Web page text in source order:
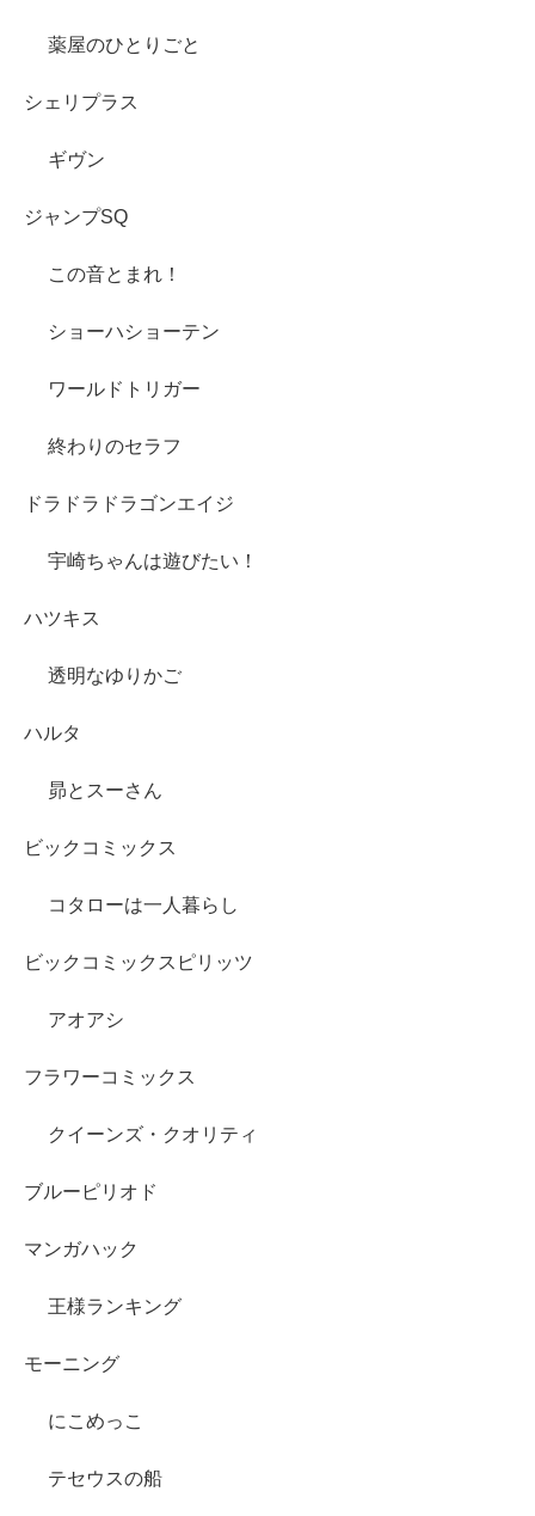
薬屋のひとりごと
シェリプラス
ギヴン
ジャンプSQ
この音とまれ！
ショーハショーテン
ワールドトリガー
終わりのセラフ
ドラドラドラゴンエイジ
宇崎ちゃんは遊びたい！
ハツキス
透明なゆりかご
ハルタ
昴とスーさん
ビックコミックス
コタローは一人暮らし
ビックコミックスピリッツ
アオアシ
フラワーコミックス
クイーンズ・クオリティ
ブルーピリオド
マンガハック
王様ランキング
モーニング
にこめっこ
テセウスの船